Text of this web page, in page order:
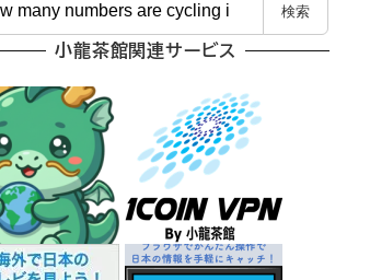
検索
小龍茶館関連サービス